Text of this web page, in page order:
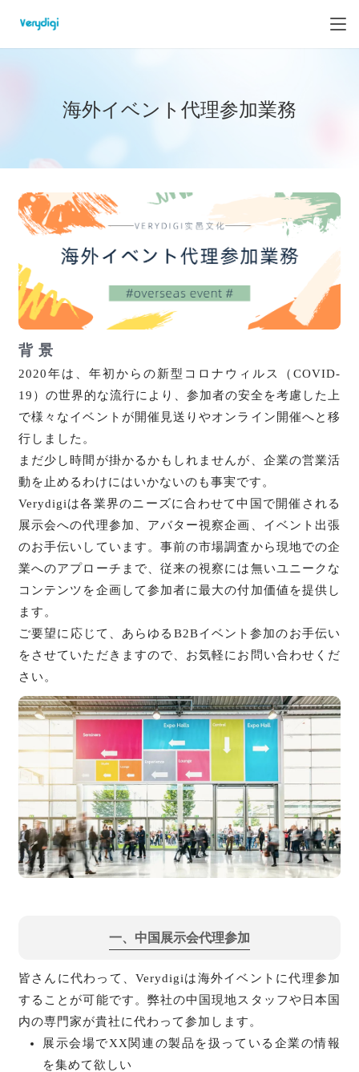
海外イベント代理参加業務
背 景
2020年は、年初からの新型コロナウィルス（COVID-
19）の世界的な流行により、参加者の安全を考慮した上
で様々なイベントが開催見送りやオンライン開催へと移
行しました。
まだ少し時間が掛かるかもしれませんが、企業の営業活
動を止めるわけにはいかないのも事実です。
Verydigiは各業界のニーズに合わせて中国で開催される
展示会への代理参加、アバター視察企画、イベント出張
のお手伝いしています。事前の市場調査から現地での企
業へのアプローチまで、従来の視察には無いユニークな
コンテンツを企画して参加者に最大の付加価値を提供し
ます。
ご要望に応じて、あらゆるB2Bイベント参加のお手伝い
をさせていただきますので、お気軽にお問い合わせくだ
さい。
一、 中国展示会代理参加
皆さんに代わって、Verydigiは海外イベントに代理参加
することが可能です。弊社の中国現地スタッフや日本国
内の専門家が貴社に代わって参加します。
展示会場でXX関連の製品を扱っている企業の情報
を集めて欲しい